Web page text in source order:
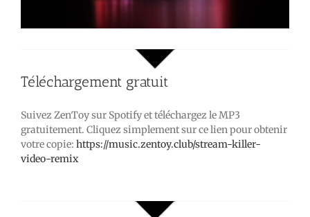
Téléchargement gratuit
Suivez ZenToy sur Spotify et téléchargez le MP3
gratuitement. Cliquez simplement sur ce lien pour obtenir
votre copie: https://music.zentoy.club/stream-killer-
video-remix